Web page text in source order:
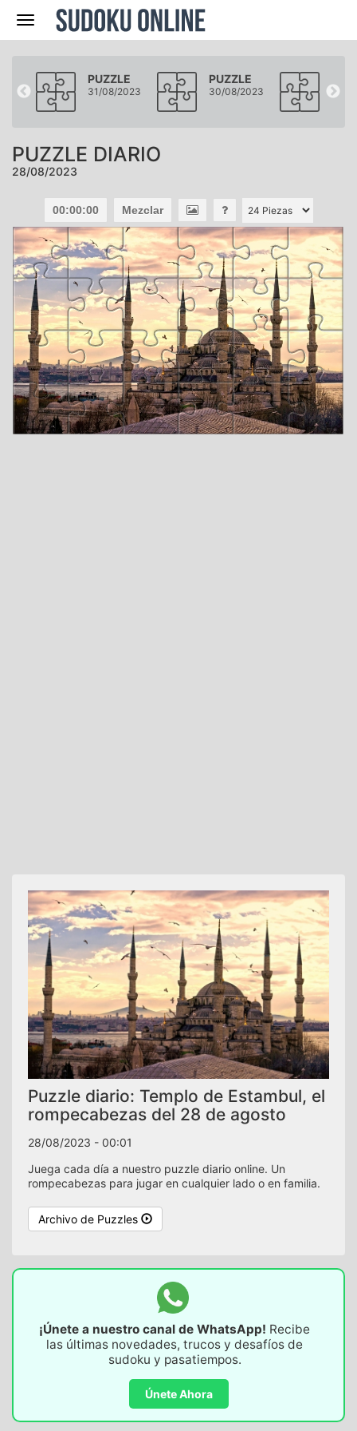
Navegación
PUZZLE
31/08/2023
PUZZLE
30/08/2023 29/
PUZZLE DIARIO
28/08/2023
00:00:00 Mezclar
Puzzle diario: Templo de Estambul, el
rompecabezas del 28 de agosto
28/08/2023 - 00:01
Juega cada día a nuestro puzzle diario online. Un
rompecabezas para jugar en cualquier lado o en familia.
Archivo de Puzzles
¡Únete a nuestro canal de WhatsApp! Recibe
las últimas novedades, trucos y desafíos de
sudoku y pasatiempos.
Únete Ahora